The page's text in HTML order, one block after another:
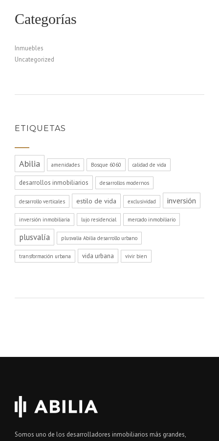
Categorías
Inmuebles
Uncategorized
ETIQUETAS
Abilia amenidades Bosque 6060 calidad de vida
desarrollos inmobiliarios desarrollos modernos
desarrollo verticales estilo de vida exclusividad inversión
inversión inmobiliaria lujo residencial mercado inmobiliario
plusvalía plusvalía Abilia desarrollo urbano
transformación urbana vida urbana vivir bien
Somos uno de los desarrolladores inmobiliarios más grandes,